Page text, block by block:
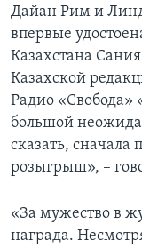
Дайан Рим и
впервые
Казахстана
Казахской
Радио «Свобода»
большой
сказать, сначала
розыгрыш», –
«За мужество в
награда.